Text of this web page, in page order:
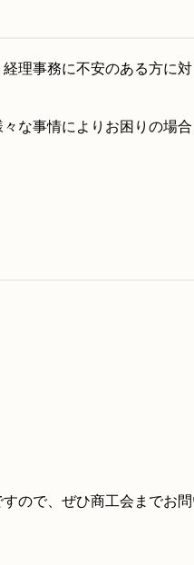
理事務に不安のある方に
な事情によりお困りの場
ので、ぜひ商工会までお問